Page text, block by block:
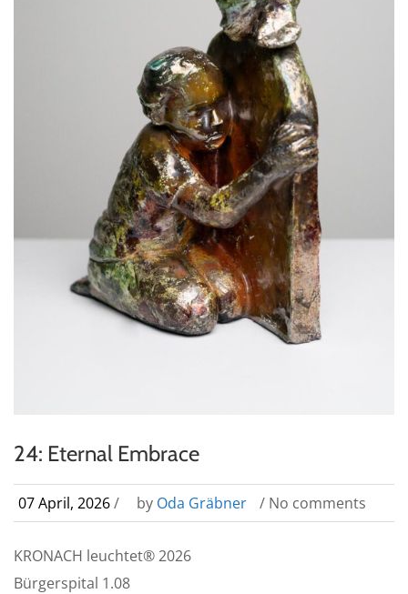
24: Eternal Embrace
07 April, 2026/ by Oda Gräbner / No comments
KRONACH leuchtet® 2026
Bürgerspital 1.08